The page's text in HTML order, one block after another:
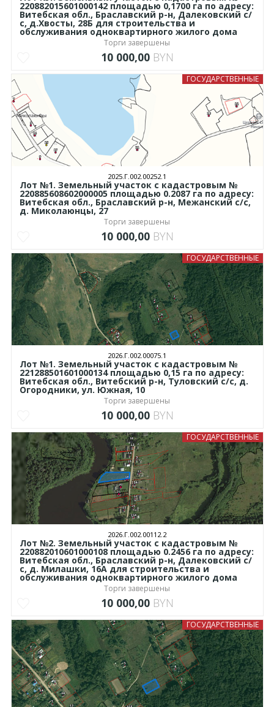
220882015601000142 площадью 0,1700 га по адресу:
Витебская обл., Браславский р-н, Далековский с/
с, д.Хвосты, 28Б для строительства и
обслуживания одноквартирного жилого дома
Торги завершены
10 000,00 BYN
ГОСУДАРСТВЕННЫЕ
2025.Г.002.00252.1
Лот №1. Земельный участок с кадастровым №
220885608602000005 площадью 0.2087 га по адресу:
Витебская обл., Браславский р-н, Межанский с/с,
д. Миколаюнцы, 27
Торги завершены
10 000,00 BYN
ГОСУДАРСТВЕННЫЕ
2026.Г.002.00075.1
Лот №1. Земельный участок с кадастровым №
221288501601000134 площадью 0,15 га по адресу:
Витебская обл., Витебский р-н, Туловский с/с, д.
Огородники, ул. Южная, 10
Торги завершены
10 000,00 BYN
ГОСУДАРСТВЕННЫЕ
2026.Г.002.00112.2
Лот №2. Земельный участок с кадастровым №
220882010601000108 площадью 0.2456 га по адресу:
Витебская обл., Браславский р-н, Далековский с/
с, д. Милашки, 16А для строительства и
обслуживания одноквартирного жилого дома
Торги завершены
10 000,00 BYN
ГОСУДАРСТВЕННЫЕ